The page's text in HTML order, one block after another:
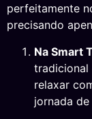
perfeitamente
precisando
Na Smart
tradicional
relaxar
jornada